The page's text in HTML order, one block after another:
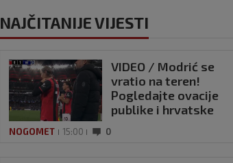
NAJČITANIJE VIJESTI
VIDEO / Modrić se
vratio na teren!
Pogledajte ovacije
publike i hrvatske
NOGOMET 15:00 0